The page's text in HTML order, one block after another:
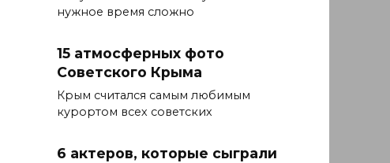
нужное время сложно
15 атмосферных фото
Советского Крыма
Крым считался самым любимым
курортом всех советских
6 актеров, которые сыграли